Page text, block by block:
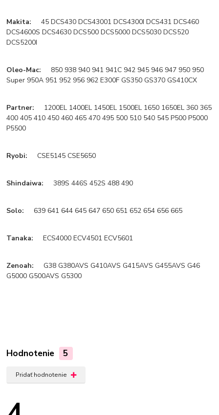
Makita:45 DCS430 DCS43001 DCS4300I DCS431 DCS460
DCS4600S DCS4630 DCS500 DCS5000 DCS5030 DCS520
DCS5200I
Oleo-Mac: 850 938 940 941 941C 942 945 946 947 950 950
Super 950A 951 952 956 962 E300F GS350 GS370 GS410CX
Partner: 1200EL 1400EL 1450EL 1500EL 1650 1650EL 360 365
400 405 410 450 460 465 470 495 500 510 540 545 P500 P5000
P5500
Ryobi:CSE5145 CSE5650
Shindaiwa:389S 446S 452S 488 490
Solo:639 641 644 645 647 650 651 652 654 656 665
Tanaka:ECS4000 ECV4501 ECV5601
Zenoah: G38 G380AVS G410AVS G415AVS G455AVS G46
G5000 G500AVS G5300
Hodnotenie 5
Pridať hodnotenie